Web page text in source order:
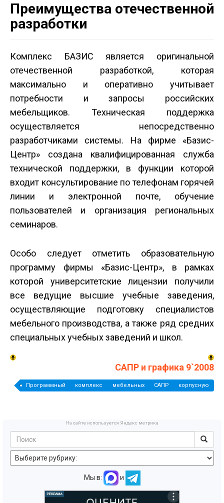
Преимущества отечественной
разработки
Комплекс БАЗИС является оригинальной
отечественной разработкой, которая
максимально и оперативно учитывает
потребности и запросы российских
мебельщиков. Техническая поддержка
осуществляется непосредственно
разработчиками системы. На фирме «Базис-
Центр» создана квалифицированная служба
технической поддержки, в функции которой
входит консультирование по телефонам горячей
линии и электронной почте, обучение
пользователей и организация региональных
семинаров.
Особо следует отметить образовательную
программу фирмы «Базис-Центр», в рамках
которой университетские лицензии получили
все ведущие высшие учебные заведения,
осуществляющие подготовку специалистов
мебельного производства, а также ряд средних
специальных учебных заведений и школ.
САПР и графика 9`2008
Программный комплекс мебельных САПР корпусную
На сайте используется Яндекс метрика
Мы в: и